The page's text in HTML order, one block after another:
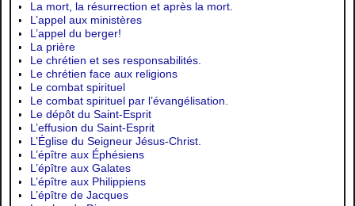
La mort, la résurrection et après la mort.
L’appel aux ministères
L’appel du berger!
La prière
Le chrétien et ses responsabilités.
Le chrétien face aux religions
Le combat spirituel
Le combat spirituel par l’évangélisation.
Le dépôt du Saint-Esprit
L’effusion du Saint-Esprit
L’Église du Seigneur Jésus-Christ.
L’épître aux Éphésiens
L’épître aux Galates
L’épître aux Philippiens
L’épître de Jacques